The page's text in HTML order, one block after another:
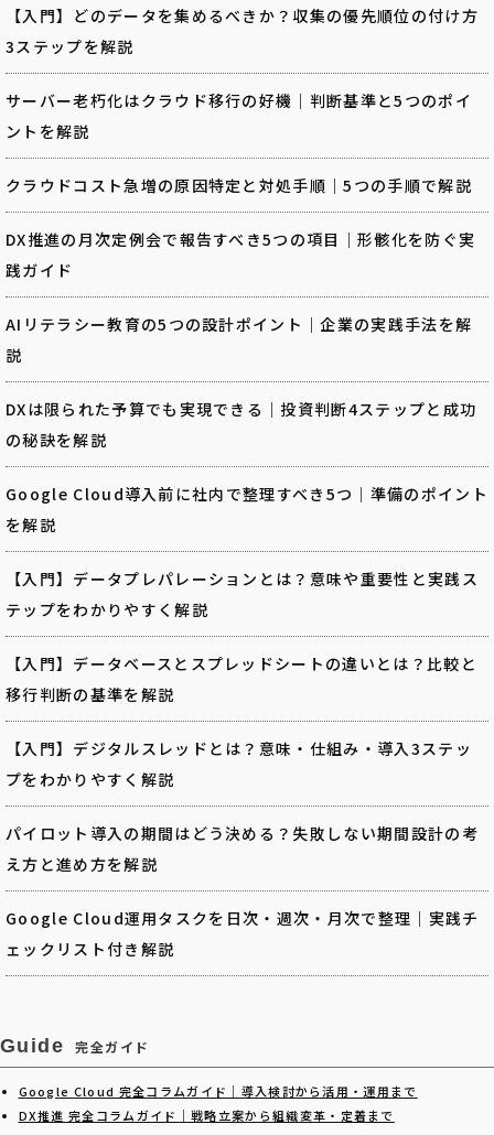
【入門】どのデータを集めるべきか？収集の優先順位の付け方
3ステップを解説
サーバー老朽化はクラウド移行の好機｜判断基準と5つのポイ
ントを解説
クラウドコスト急増の原因特定と対処手順｜5つの手順で解説
DX推進の月次定例会で報告すべき5つの項目｜形骸化を防ぐ実
践ガイド
AIリテラシー教育の5つの設計ポイント｜企業の実践手法を解
説
DXは限られた予算でも実現できる｜投資判断4ステップと成功
の秘訣を解説
Google Cloud導入前に社内で整理すべき5つ｜準備のポイント
を解説
【入門】データプレパレーションとは？意味や重要性と実践ス
テップをわかりやすく解説
【入門】データベースとスプレッドシートの違いとは？比較と
移行判断の基準を解説
【入門】デジタルスレッドとは？意味・仕組み・導入3ステッ
プをわかりやすく解説
パイロット導入の期間はどう決める？失敗しない期間設計の考
え方と進め方を解説
Google Cloud運用タスクを日次・週次・月次で整理｜実践チ
ェックリスト付き解説
Guide 完全ガイド
Google Cloud 完全コラムガイド｜導入検討から活用・運用まで
DX推進 完全コラムガイド｜戦略立案から組織変革・定着まで